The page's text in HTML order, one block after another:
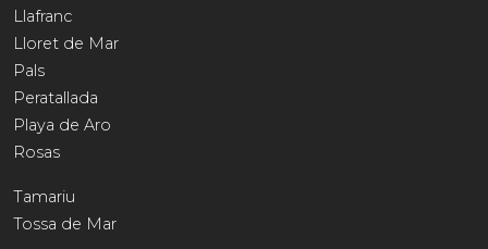
Llafranc
Lloret de Mar
Pals
Peratallada
Playa de Aro
Rosas
Tamariu
Tossa de Mar